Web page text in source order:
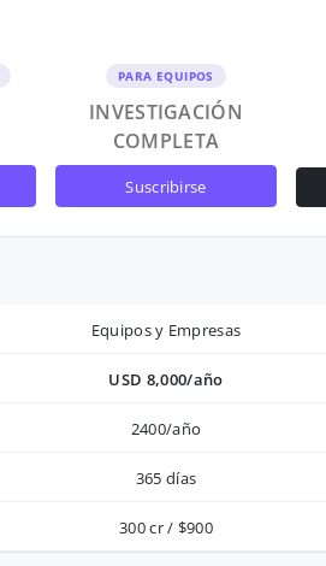
PARA EQUIPOS
INVESTIGACIÓN
COMPLETA
suscribirse
Equipos y Empresas
USD 8,000/año
2400/año
365 días
300 cr / $900